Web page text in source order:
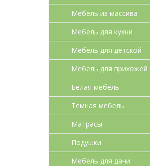
Мебель из массива
Мебель для кухни
Мебель для детcкой
Мебель для прихожей
Белая мебель
Темная мебель
Матрасы
Подушки
Мебель для дачи